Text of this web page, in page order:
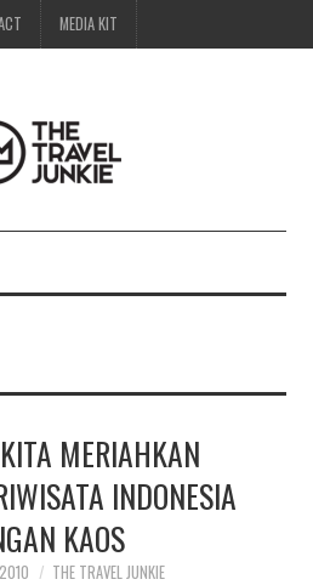
MEDIA KIT
MERIAHKAN
INDONESIA
KAOS
THE TRAVEL JUNKIE